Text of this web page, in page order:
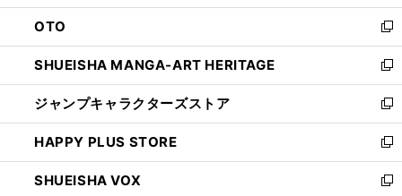
ウ
で
開
く
ン
ド
ウ
で
開
く
OTO
新
し
い
ウ
ィ
ン
ド
ウ
で
SHUEISHA MANGA-ART HERITAGE
新
し
い
ウ
ィ
ン
ド
ジャンプキャラクターズストア
新
し
い
ウ
ィ
HAPPY PLUS STORE
新
し
い
SHUEISHA VOX
新